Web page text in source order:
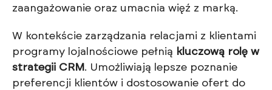
zaangażowanie oraz umacnia więź z marką.
W kontekście zarządzania relacjami z klientami
programy lojalnościowe pełnią kluczową rolę w
strategii CRM . Umożliwiają lepsze poznanie
preferencji klientów i dostosowanie ofert do